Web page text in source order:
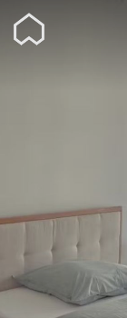
Wunderflats